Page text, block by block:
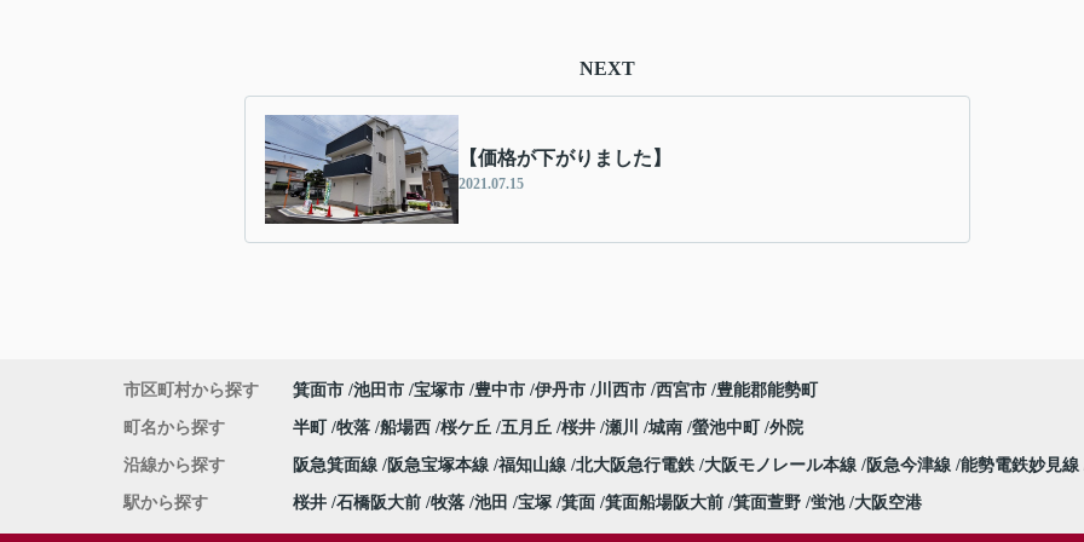
NEXT
【価格が下がりました】
2021.07.15
市区町村から探す 箕面市 池田市 宝塚市 豊中市 伊丹市 川西市 西宮市 豊能郡能勢町
町名から探す 半町 牧落 船場西 桜ケ丘 五月丘 桜井 瀬川 城南 螢池中町 外院
沿線から探す 阪急箕面線 阪急宝塚本線 福知山線 北大阪急行電鉄 大阪モノレール本線 阪急今津線 能勢電鉄妙見線
駅から探す 桜井 石橋阪大前 牧落 池田 宝塚 箕面 箕面船場阪大前 箕面萱野 蛍池 大阪空港